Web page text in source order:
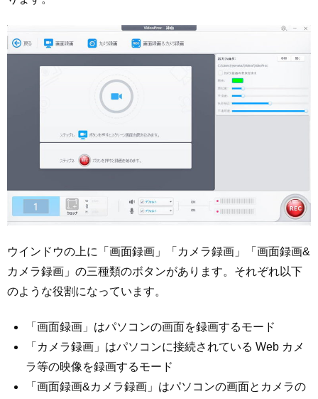
ウインドウの上に「画面録画」「カメラ録画」「画面録画&
カメラ録画」の三種類のボタンがあります。それぞれ以下
のような役割になっています。
「画面録画」はパソコンの画面を録画するモード
「カメラ録画」はパソコンに接続されている Web カメ
ラ等の映像を録画するモード
「画面録画&カメラ録画」はパソコンの画面とカメラの